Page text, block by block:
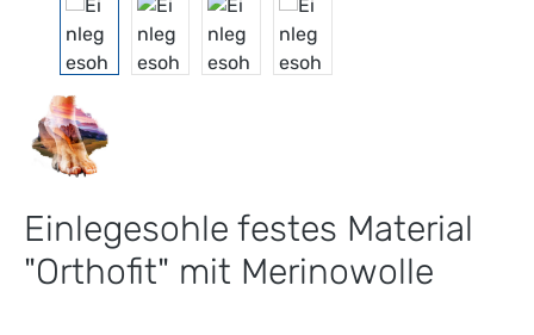
Einlegesohle festes Material
"Orthofit" mit Merinowolle